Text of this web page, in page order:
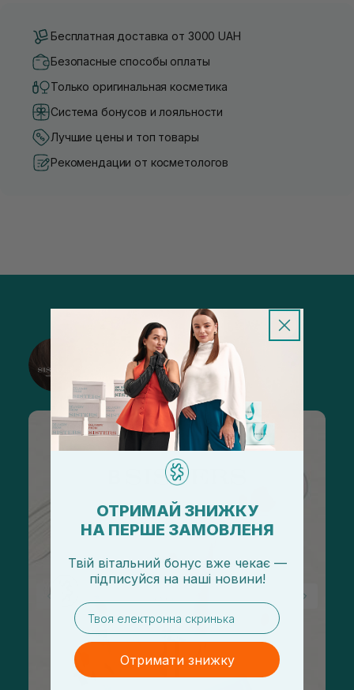
Бесплатная доставка от 3000 UAH
Безопасные способы оплаты
Только оригинальная косметика
Система бонусов и лояльности
Лучшие цены и топ товары
Рекомендации от косметологов
@sisters_stelmakh в Instagram
Подписаться
ОТРИМАЙ ЗНИЖКУ
НА ПЕРШЕ ЗАМОВЛЕНЯ
Твій вітальний бонус вже чекає —
підписуйся на наші новини!
email
Отримати знижку